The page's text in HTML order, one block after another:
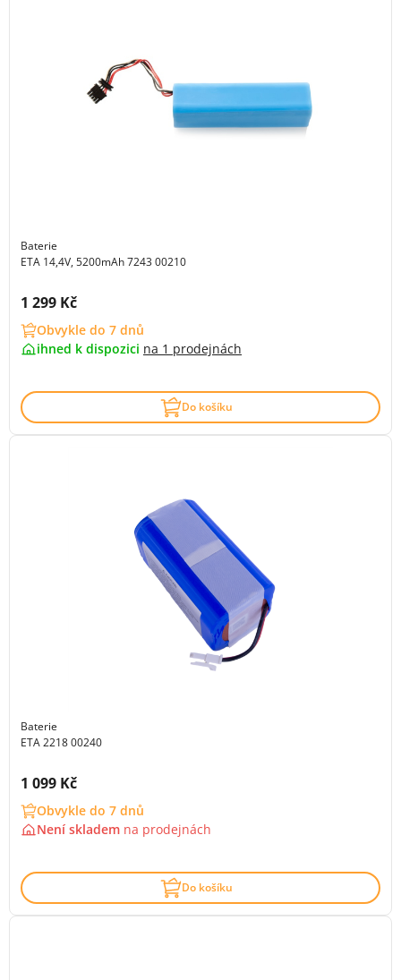
Baterie
ETA 14,4V, 5200mAh 7243 00210
Cena s DPH:
1 299 Kč
Obvykle do 7 dnů
ihned k dispozici na 1 prodejnách
Do košíku
Baterie
ETA 2218 00240
Cena s DPH:
1 099 Kč
Obvykle do 7 dnů
Není skladem na prodejnách
Do košíku